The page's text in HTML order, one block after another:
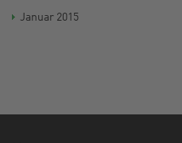
Januar 2015